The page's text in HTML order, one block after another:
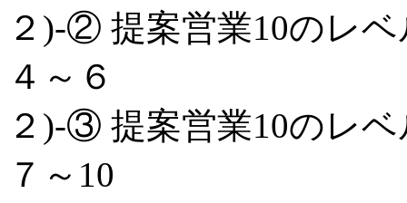
２)‐② 提案営業10のレ
４～６
２)‐③ 提案営業10のレ
７～10